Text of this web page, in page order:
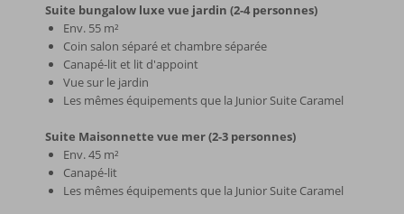
Suite bungalow luxe vue jardin (2-4 personnes)
Env. 55 m²
Coin salon séparé et chambre séparée
Canapé-lit et lit d'appoint
Vue sur le jardin
Les mêmes équipements que la Junior Suite Caramel
Suite Maisonnette vue mer (2-3 personnes)
Env. 45 m²
Canapé-lit
Les mêmes équipements que la Junior Suite Caramel